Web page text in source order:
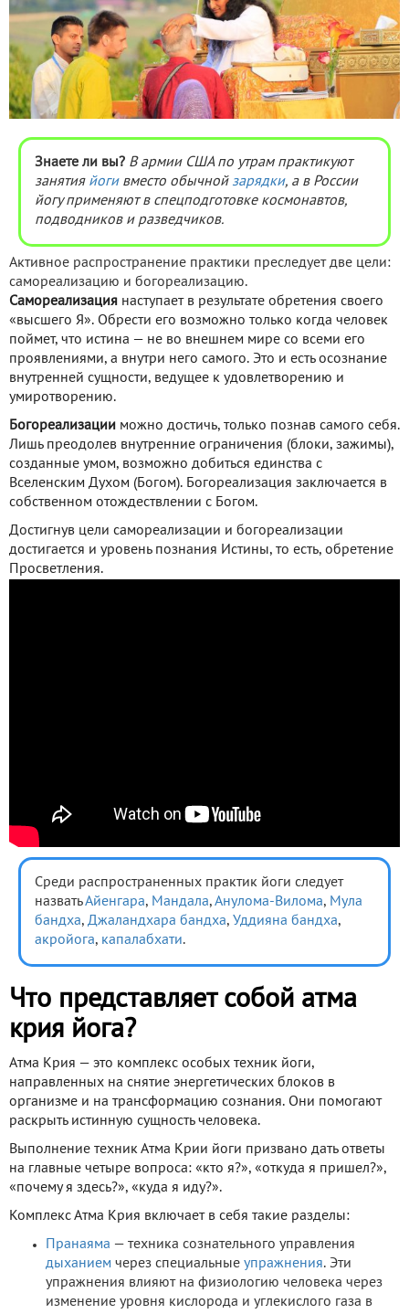
Знаете ли вы? В армии США по утрам практикуют
занятия йогивместо обычной зарядки, а в России
йогу применяют в спецподготовке космонавтов,
подводников и разведчиков.
Активное распространение практики преследует две цели:
самореализацию и богореализацию.
Самореализация наступает в результате обретения своего
«высшего Я». Обрести его возможно только когда человек
поймет, что истина — не во внешнем мире со всеми его
проявлениями, а внутри него самого. Это и есть осознание
внутренней сущности, ведущее к удовлетворению и
умиротворению.
Богореализации можно достичь, только познав самого себя.
Лишь преодолев внутренние ограничения (блоки, зажимы),
созданные умом, возможно добиться единства с
Вселенским Духом (Богом). Богореализация заключается в
собственном отождествлении с Богом.
Достигнув цели самореализации и богореализации
достигается и уровень познания Истины, то есть, обретение
Просветления.
Среди распространенных практик йоги следует
назватьАйенгара, Мандала, Анулома-Вилома, Мула
бандха, Джаландхара бандха, Уддияна бандха,
акройога, капалабхати.
Что представляет собой атма
крия йога?
Атма Крия — это комплекс особых техник йоги,
направленных на снятие энергетических блоков в
организме и на трансформацию сознания. Они помогают
раскрыть истинную сущность человека.
Выполнение техник Атма Крии йоги призвано дать ответы
на главные четыре вопроса: «кто я?», «откуда я пришел?»,
«почему я здесь?», «куда я иду?».
Комплекс Атма Крия включает в себя такие разделы:
Пранаяма — техника сознательного управления
дыханием через специальные упражнения. Эти
упражнения влияют на физиологию человека через
изменение уровня кислорода и углекислого газа в